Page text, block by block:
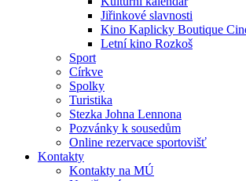
Jiřinkové slavnosti
Kino Kaplicky Boutique
Letní kino Rozkoš
Sport
Církve
Spolky
Turistika
Stezka Johna Lennona
Pozvánky k sousedům
Online rezervace sportovišť
Kontakty
Kontakty na MÚ